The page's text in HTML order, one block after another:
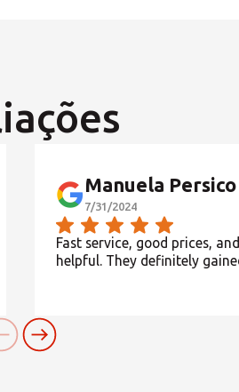
Manuela Persico
7/31/2024
Fast service, good prices,
helpful. They definitely
alternativa?
Centro MBEna sua cidade